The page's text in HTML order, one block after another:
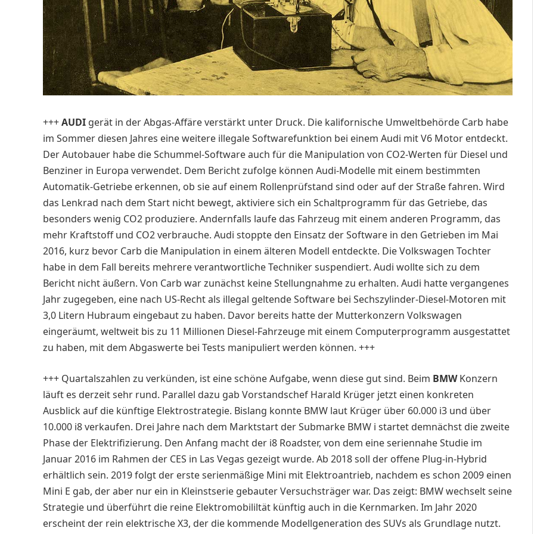
+++AUDI gerät in der Abgas-Affäre verstärkt unter Druck. Die kalifornische Umweltbehörde Carb habe
im Sommer diesen Jahres eine weitere illegale Softwarefunktion bei einem Audi mit V6 Motor entdeckt.
Der Autobauer habe die Schummel-Software auch für die Manipulation von CO2-Werten für Diesel und
Benziner in Europa verwendet. Dem Bericht zufolge können Audi-Modelle mit einem bestimmten
Automatik-Getriebe erkennen, ob sie auf einem Rollenprüfstand sind oder auf der Straße fahren. Wird
das Lenkrad nach dem Start nicht bewegt, aktiviere sich ein Schaltprogramm für das Getriebe, das
besonders wenig CO2 produziere. Andernfalls laufe das Fahrzeug mit einem anderen Programm, das
mehr Kraftstoff und CO2 verbrauche. Audi stoppte den Einsatz der Software in den Getrieben im Mai
2016, kurz bevor Carb die Manipulation in einem älteren Modell entdeckte. Die Volkswagen Tochter
habe in dem Fall bereits mehrere verantwortliche Techniker suspendiert. Audi wollte sich zu dem
Bericht nicht äußern. Von Carb war zunächst keine Stellungnahme zu erhalten. Audi hatte vergangenes
Jahr zugegeben, eine nach US-Recht als illegal geltende Software bei Sechszylinder-Diesel-Motoren mit
3,0 Litern Hubraum eingebaut zu haben. Davor bereits hatte der Mutterkonzern Volkswagen
eingeräumt, weltweit bis zu 11 Millionen Diesel-Fahrzeuge mit einem Computerprogramm ausgestattet
zu haben, mit dem Abgaswerte bei Tests manipuliert werden können. +++
+++ Quartalszahlen zu verkünden, ist eine schöne Aufgabe, wenn diese gut sind. Beim BMWKonzern
läuft es derzeit sehr rund. Parallel dazu gab Vorstandschef Harald Krüger jetzt einen konkreten
Ausblick auf die künftige Elektrostrategie. Bislang konnte BMW laut Krüger über 60.000 i3 und über
10.000 i8 verkaufen. Drei Jahre nach dem Marktstart der Submarke BMW i startet demnächst die zweite
Phase der Elektrifizierung. Den Anfang macht der i8 Roadster, von dem eine seriennahe Studie im
Januar 2016 im Rahmen der CES in Las Vegas gezeigt wurde. Ab 2018 soll der offene Plug-in-Hybrid
erhältlich sein. 2019 folgt der erste serienmäßige Mini mit Elektroantrieb, nachdem es schon 2009 einen
Mini E gab, der aber nur ein in Kleinstserie gebauter Versuchsträger war. Das zeigt: BMW wechselt seine
Strategie und überführt die reine Elektromobililtät künftig auch in die Kernmarken. Im Jahr 2020
erscheint der rein elektrische X3, der die kommende Modellgeneration des SUVs als Grundlage nutzt.